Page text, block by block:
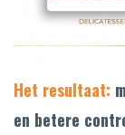
Het resultaat:
en betere